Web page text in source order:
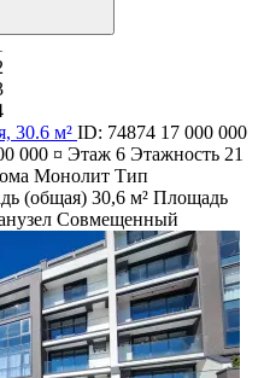
30.6 м² ID: 74874 17 000 000
000 ¤ Этаж 6 Этажность 21
Монолит Тип
(общая) 30,6 м² Площадь
Совмещенный